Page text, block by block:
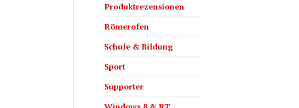
Produktrezensionen
Römerofen
Schule & Bildung
Sport
Supporter